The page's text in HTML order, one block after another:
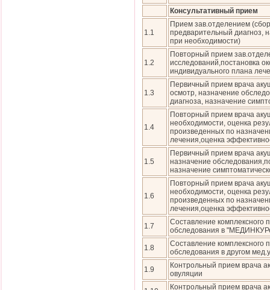
Консультативный прием
1.1
Прием зав.отделением
предварительный диагноз,
при необходимости)
1.2
Повторный прием
исследований,постановка
индивидуального плана
1.3
Первичный прием врача
осмотр, назначение
диагноза, назначение
1.4
Повторный прием врача
необходимости, оценка
произведенных по
лечения,оценка
1.5
Первичный прием врача
назначение
назначение
1.6
Повторный прием врача
необходимости, оценка
произведенных по
лечения,оценка
1.7
Составление комплексного
обследования в
1.8
Составление комплексного
обследования в другом
1.9
Контрольный прием врача
овуляции
Контрольный прием врача